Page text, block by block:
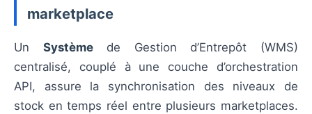
marketplace
Un Systèmede Gestion d’Entrepôt (WMS)
centralisé, couplé à une couche d’orchestration
API, assure la synchronisation des niveaux de
stock en temps réel entre plusieurs marketplaces.